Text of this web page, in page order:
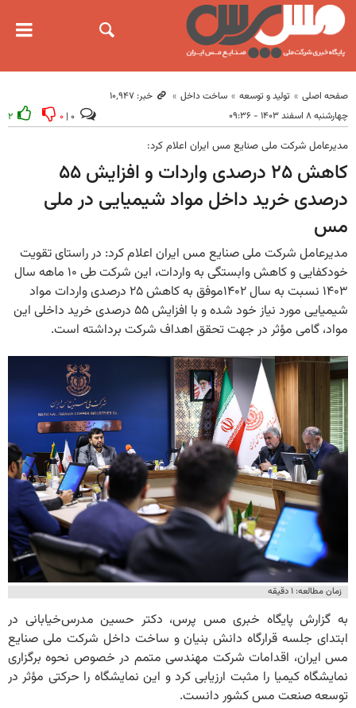
صفحه اصلی تولید و توسعه ساخت داخل
خبر: ۱۰٬۹۴۷
چهارشنبه ۸ اسفند ۱۴۰۳ - ۰۹:۳۶
۰ ۲
مدیرعامل شرکت ملی صنایع مس ایران اعلام کرد:
کاهش ۲۵ درصدی واردات و افزایش ۵۵
درصدی خرید داخل مواد شیمیایی در ملی
مس
زمان مطالعه: ۱ دقیقه
مدیرعامل شرکت ملی صنایع مس ایران اعلام کرد: در راستای تقویت
خودکفایی و کاهش وابستگی به واردات، این شرکت طی ۱۰ ماهه سال
۱۴۰۳ نسبت به سال ۱۴۰۲موفق به کاهش ۲۵ درصدی واردات مواد
شیمیایی مورد نیاز خود شده و با افزایش ۵۵ درصدی خرید داخلی این
مواد، گامی مؤثر در جهت تحقق اهداف شرکت برداشته است.
به گزارش پایگاه خبری مس پرس، دکتر حسین مدرس‌خیابانی در
ابتدای جلسه قرارگاه دانش بنیان و ساخت داخل شرکت ملی صنایع
مس ایران، اقدامات شرکت مهندسی متمم در خصوص نحوه برگزاری
نمایشگاه کیمیا را مثبت ارزیابی کرد و این نمایشگاه را حرکتی مؤثر در
توسعه صنعت مس کشور دانست.